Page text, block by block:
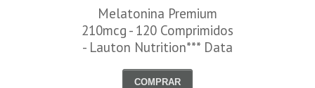
Melatonina Premium
210mcg - 120 Comprimidos
- Lauton Nutrition*** Data
COMPRAR